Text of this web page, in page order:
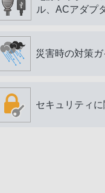
ル、ACアダプ
災害時の対策ガ
セキュリティ